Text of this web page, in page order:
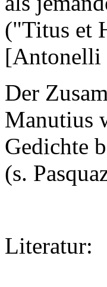
("Titus et
[Antonelli
Der
Manutius
Gedichte
(s.
Literatur: